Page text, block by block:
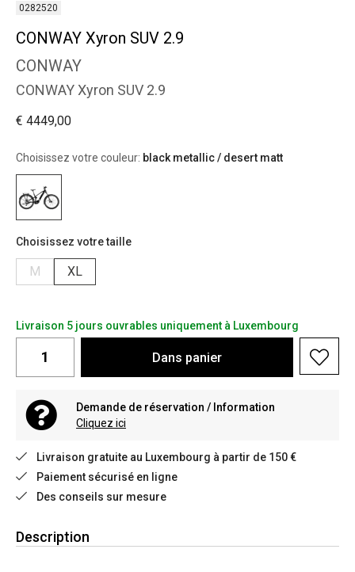
0282520
CONWAY Xyron SUV 2.9
CONWAY
CONWAY Xyron SUV 2.9
€ 4449,00
Choisissez votre couleur: black metallic / desert matt
Choisissez votre taille
M XL
Livraison 5 jours ouvrables uniquement à Luxembourg
Dans panier
Demande de réservation / Information
Cliquez ici
Livraison gratuite au Luxembourg à partir de 150 €
Paiement sécurisé en ligne
Des conseils sur mesure
Description